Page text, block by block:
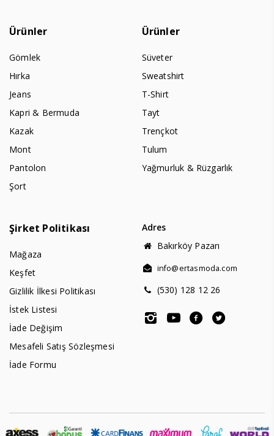
Ürünler
Gömlek
Hırka
Jeans
Kapri & Bermuda
Kazak
Mont
Pantolon
Şort
Ürünler
Süveter
Sweatshirt
T-Shirt
Tayt
Trençkot
Tulum
Yağmurluk & Rüzgarlık
Şirket Politikası
Mağaza
Keşfet
Gizlilik İlkesi Politikası
İstek Listesi
İade Değişim
Mesafeli Satış Sözleşmesi
İade Formu
Adres
Bakırköy Pazarı
info@ertasmoda.com
(530) 128 12 26